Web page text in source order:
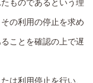
ものであるという理
の利用の停止を求め
ことを確認の上で遅
は利用停止を行い、